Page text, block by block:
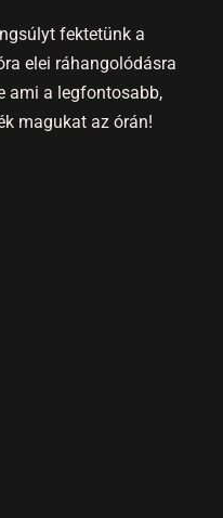
fektetünk a
elei ráhangolódásra
ami a legfontosabb,
magukat az órán!